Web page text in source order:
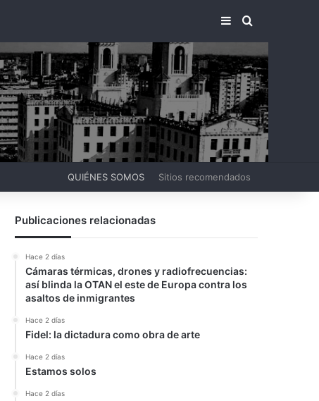
BARRA LATERAL
BUSCAR
QUIÉNES SOMOS Sitios recomendados
Publicaciones relacionadas
Hace 2 días
Cámaras térmicas, drones y radiofrecuencias:
así blinda la OTAN el este de Europa contra los
asaltos de inmigrantes
Hace 2 días
Fidel: la dictadura como obra de arte
Hace 2 días
Estamos solos
Hace 2 días